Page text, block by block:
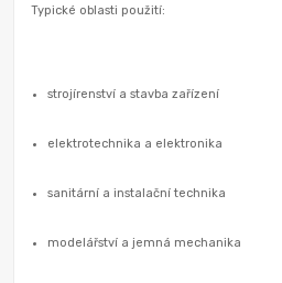
Typické oblasti použití:
strojírenství a stavba zařízení
elektrotechnika a elektronika
sanitární a instalační technika
modelářství a jemná mechanika